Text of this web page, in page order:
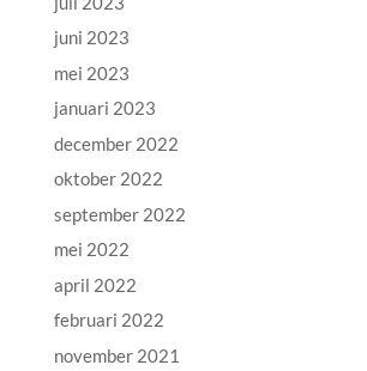
juni 2023
mei 2023
januari 2023
december 2022
oktober 2022
september 2022
mei 2022
april 2022
februari 2022
november 2021